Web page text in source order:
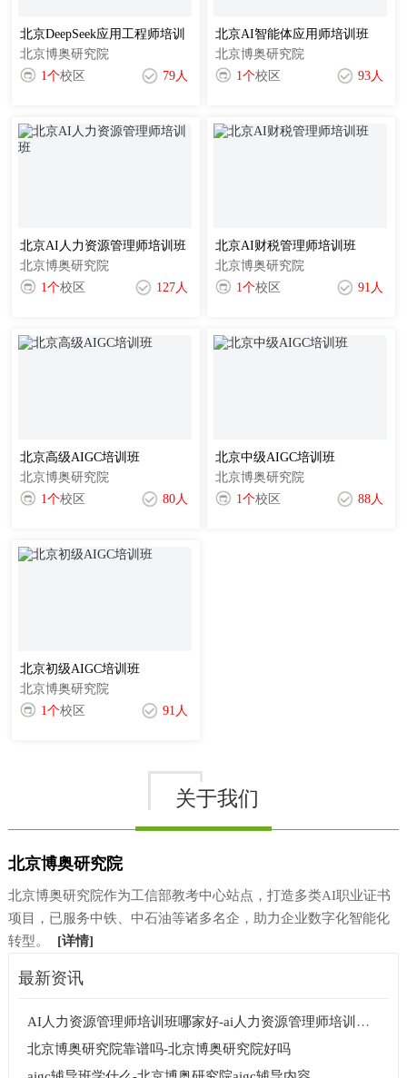
北京DeepSeek应用工程师培训
班
北京博奥研究院
1个校区 79人
北京AI智能体应用师培训班
北京博奥研究院
1个校区 93人
北京AI人力资源管理师培训班
北京博奥研究院
1个校区 127人
北京AI财税管理师培训班
北京博奥研究院
1个校区 91人
北京高级AIGC培训班
北京博奥研究院
1个校区 80人
北京中级AIGC培训班
北京博奥研究院
1个校区 88人
北京初级AIGC培训班
北京博奥研究院
1个校区 91人
关于我们
北京博奥研究院
北京博奥研究院作为工信部教考中心站点，打造多类AI职业证书
项目，已服务中铁、中石油等诸多名企，助力企业数字化智能化
转型。
[详情]
最新资讯
AI人力资源管理师培训班哪家好-ai人力资源管理师培训班哪个好一点
北京博奥研究院靠谱吗-北京博奥研究院好吗